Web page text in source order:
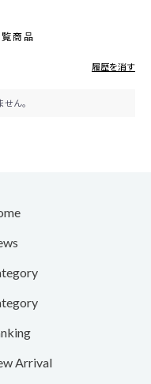
覧商品
履歴を消す
ん。
Arrival